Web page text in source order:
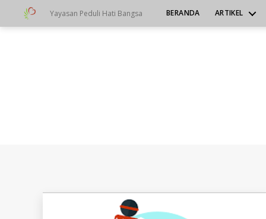
Yayasan
Yayasan Peduli Hati Bangsa BERANDA ARTIKEL